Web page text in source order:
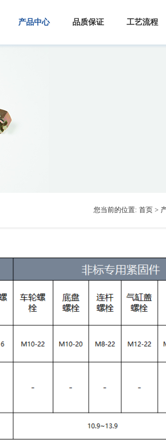
产品中心 品质保证 工艺流程
您当前的位置: 首页 >